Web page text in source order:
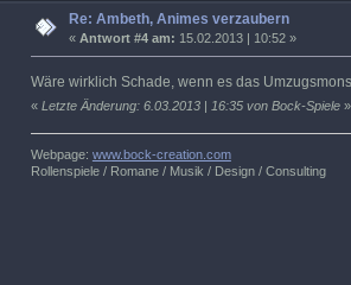
Re: Ambeth, Animes verzaubern
«Antwort #4 am: 15.02.2013 | 10:52 »
Wäre wirklich Schade, wenn es das
« Letzte Änderung: 6.03.2013 | 16:35 von Bock-Spiele»
Webpage: www.bock-creation.com
Rollenspiele / Romane / Musik / Design / Consulting